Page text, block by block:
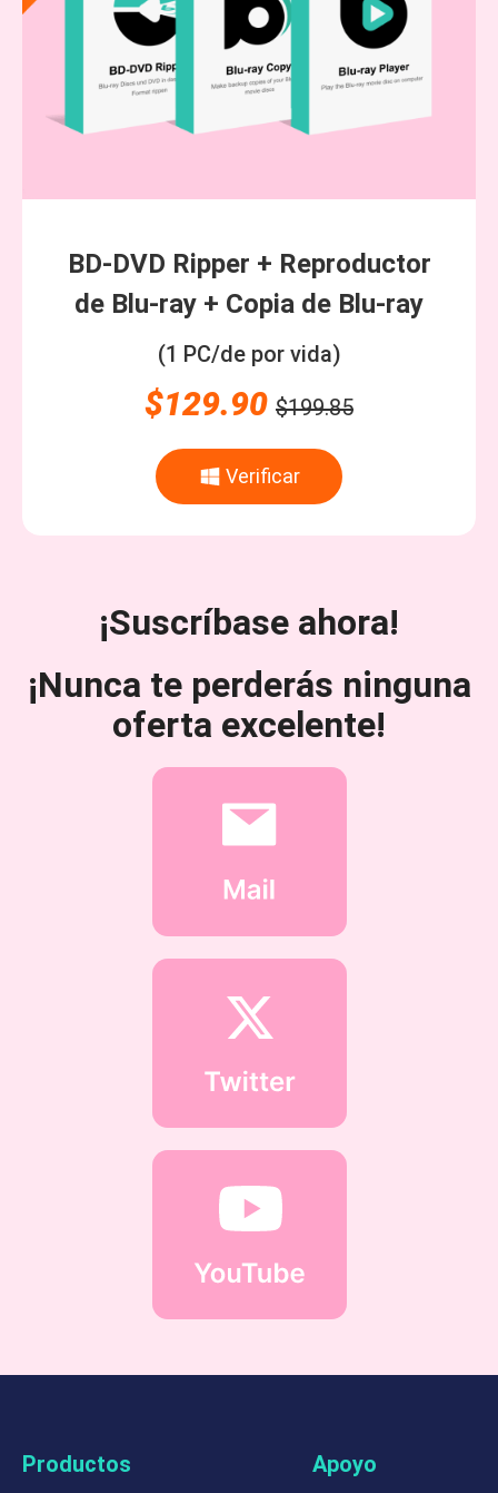
BD-DVD Ripper + Reproductor
de Blu-ray + Copia de Blu-ray
(1 PC/de por vida)
$129.90 $199.85
Verificar
¡Suscríbase ahora!
¡Nunca te perderás ninguna
oferta excelente!
Productos Apoyo